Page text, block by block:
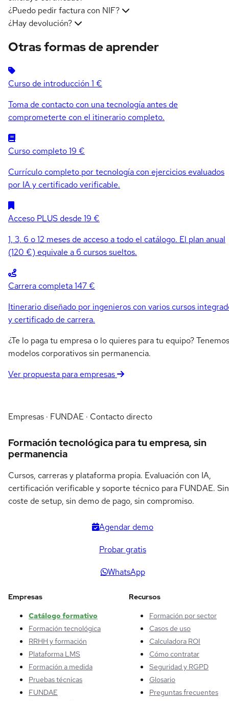
¿Puedo pedir factura con NIF?
¿Hay devolución?
Otras formas de aprender
Curso de introducción 1 €
Toma de contacto con una tecnología antes de
comprometerte con el itinerario completo.
Curso completo19 €
Currículo completo por tecnología con ejercicios evaluados
por IA y certificado verificable.
Acceso PLUS desde 19 €
1, 3, 6 o 12 meses de acceso a todo el catálogo. El plan anual
(120 €) equivale a 6 cursos sueltos.
Carrera completa147 €
Itinerario diseñado por ingenieros con varios cursos
y certificado de carrera.
¿Te lo paga tu empresa o lo quieres para tu equipo? Tenemos
modelos corporativos sin permanencia.
Ver propuesta para empresas
Empresas · FUNDAE · Contacto directo
Formación tecnológica para tu empresa, sin
permanencia
Cursos, carreras y plataforma propia. Evaluación con IA,
certificación verificable y soporte técnico para FUNDAE. Sin
coste de setup, sin demo de pago, sin compromiso.
Agendar demo
Probar gratis
WhatsApp
Empresas
Catálogo formativo
Formación tecnológica
RRHH y formación
Plataforma LMS
Formación a medida
Pruebas técnicas
FUNDAE
Recursos
Formación por sector
Casos de uso
Calculadora ROI
Cómo contratar
Seguridad y RGPD
Glosario
Preguntas frecuentes